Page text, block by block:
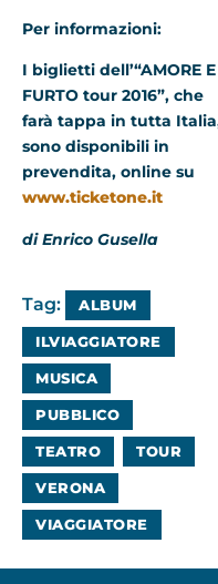
Per informazioni:
I biglietti dell’“AMORE E
FURTO tour 2016”, che
farà tappa in tutta
sono disponibili in
prevendita, online su
www.ticketone.it
di Enrico Gusella
Tag: ALBUM
ILVIAGGIATORE
MUSICA
PUBBLICO
TEATRO TOUR
VERONA
VIAGGIATORE